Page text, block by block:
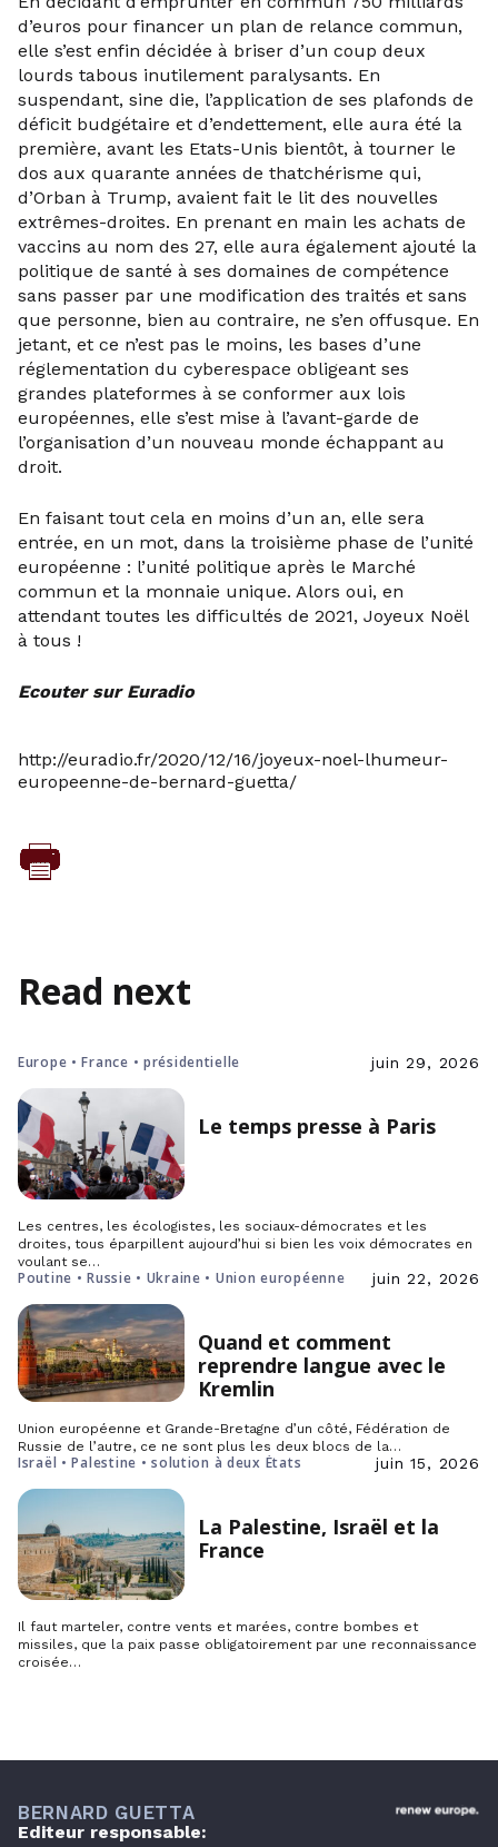
d’euros pour financer un plan de relance commun,
elle s’est enfin décidée à briser d’un coup deux
lourds tabous inutilement paralysants. En
suspendant, sine die, l’application de ses plafonds de
déficit budgétaire et d’endettement, elle aura été la
première, avant les Etats-Unis bientôt, à tourner le
dos aux quarante années de thatchérisme qui,
d’Orban à Trump, avaient fait le lit des nouvelles
extrêmes-droites. En prenant en main les achats de
vaccins au nom des 27, elle aura également ajouté la
politique de santé à ses domaines de compétence
sans passer par une modification des traités et sans
que personne, bien au contraire, ne s’en offusque. En
jetant, et ce n’est pas le moins, les bases d’une
réglementation du cyberespace obligeant ses
grandes plateformes à se conformer aux lois
européennes, elle s’est mise à l’avant-garde de
l’organisation d’un nouveau monde échappant au
droit.
En faisant tout cela en moins d’un an, elle sera
entrée, en un mot, dans la troisième phase de l’unité
européenne : l’unité politique après le Marché
commun et la monnaie unique. Alors oui, en
attendant toutes les difficultés de 2021, Joyeux Noël
à tous !
Ecouter sur Euradio
http://euradio.fr/2020/12/16/joyeux-noel-lhumeur-
europeenne-de-bernard-guetta/
Read next
Europe • France • présidentielle juin 29, 2026
Le temps presse à Paris
Les centres, les écologistes, les sociaux-démocrates et les
droites, tous éparpillent aujourd’hui si bien les voix démocrates en
voulant se…
Poutine • Russie • Ukraine • Union européenne juin 22, 2026
Quand et comment
reprendre langue avec le
Kremlin
Union européenne et Grande-Bretagne d’un côté, Fédération de
Russie de l’autre, ce ne sont plus les deux blocs de la…
Israël • Palestine • solution à deux États juin 15, 2026
La Palestine, Israël et la
France
Il faut marteler, contre vents et marées, contre bombes et
missiles, que la paix passe obligatoirement par une reconnaissance
croisée…
BERNARD GUETTA
Editeur responsable: